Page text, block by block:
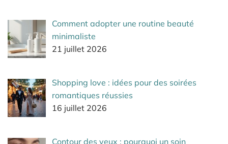
Comment adopter une routine beauté
minimaliste
21 juillet 2026
Shopping love : idées pour des soirées
romantiques réussies
16 juillet 2026
Contour des yeux : pourquoi un soin